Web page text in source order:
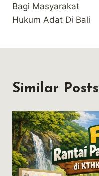
Bagi Masyarakat
Hukum Adat Di Bali
Similar Posts